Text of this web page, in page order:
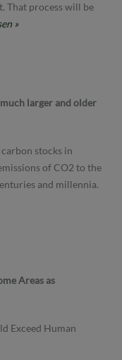
That process will be
»
larger and older
stocks in
of CO2 to the
and millennia.
Areas as
Exceed Human